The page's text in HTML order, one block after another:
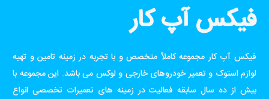
فیکس آپ کار
فیکس آپ کار مجموعه کاملاً متخصص و با تجربه در زمینه تامین و تهیه
لوازم استوک و تعمیر خودروهای خارجی و لوکس می باشد. این مجموعه با
بیش از ده سال سابقه فعالیت در زمینه های تعمیرات تخصصی انواع